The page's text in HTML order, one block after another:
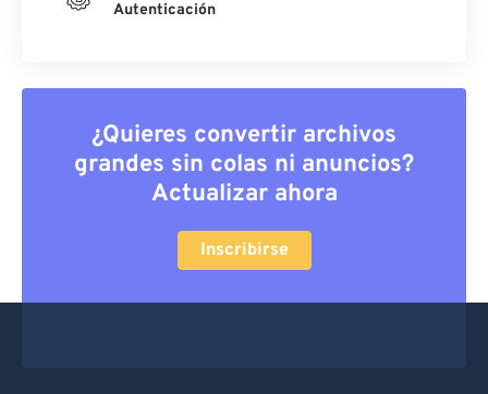
Autenticación
¿Quieres convertir archivos
grandes sin colas ni anuncios?
Actualizar ahora
Inscribirse